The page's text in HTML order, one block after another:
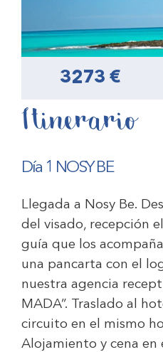
3273 €
Itinerario
Día 1 NOSY BE
Llegada a Nosy Be.
del visado, recepción
guía que los
una pancarta con el
nuestra agencia
MADA”. Traslado al
circuito en el mismo
Alojamiento y cena en